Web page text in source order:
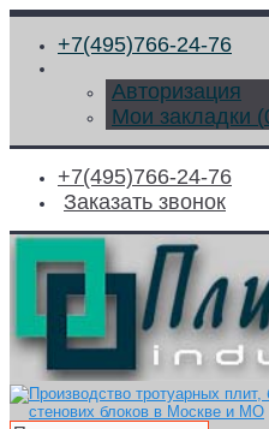
+7(495)766-24-76
Авторизация
Мои закладки (
+7(495)766-24-76
Заказать звонок